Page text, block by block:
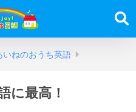
いねのおうち英語
に最高！